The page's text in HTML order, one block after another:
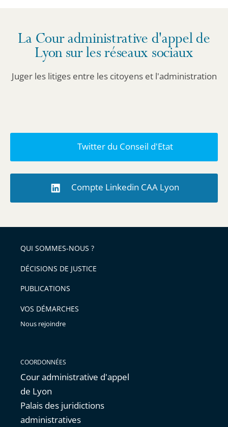
informations
détaillées.
La Cour administrative d'appel de
Lyon sur les réseaux sociaux
Juger les litiges entre les citoyens et l'administration
Twitter du Conseil d'Etat
Compte Linkedin CAA Lyon
QUI SOMMES-NOUS ?
DÉCISIONS DE JUSTICE
PUBLICATIONS
VOS DÉMARCHES
Nous rejoindre
COORDONNÉES
Cour administrative d'appel
de Lyon
Palais des juridictions
administratives